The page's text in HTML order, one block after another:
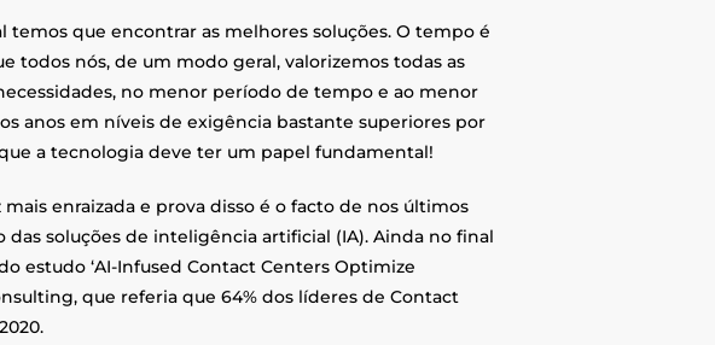
temos que encontrar as melhores soluções. O tempo é
todos nós, de um modo geral, valorizemos todas as
no menor período de tempo e ao menor
anos em níveis de exigência bastante superiores por
a tecnologia deve ter um papel fundamental!
enraizada e prova disso é o facto de nos últimos
das soluções de inteligência artificial (IA). Ainda no final
estudo ‘AI-Infused Contact Centers Optimize
que referia que 64% dos líderes de Contact